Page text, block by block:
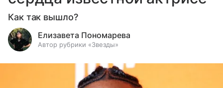
Как так вышло?
Елизавета Пономарева
Автор рубрики «Звезды»